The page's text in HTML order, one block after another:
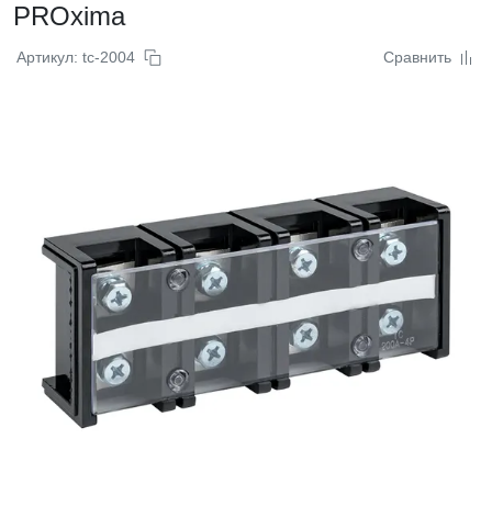
PROxima
Артикул: tc-2004 Сравнить